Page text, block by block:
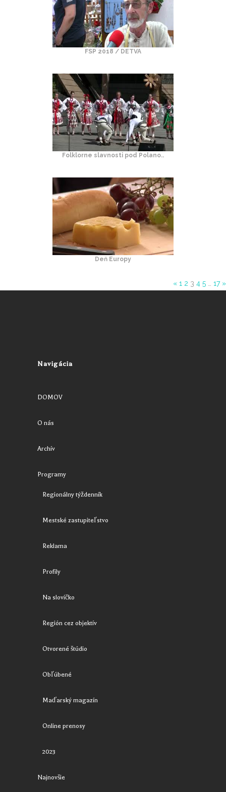
FSP 2018 / DETVA
Folklorne slavnosti pod Polano..
Deň Europy
« 1 2 3 4 5 17 »
Navigácia
DOMOV
O nás
Archív
Programy
Regionálny týždenník
Mestské zastupiteľstvo
Reklama
Profily
Na slovíčko
Región cez objektív
Otvorené štúdio
Obľúbené
Maďarský magazín
Online prenosy
2023
Najnovšie